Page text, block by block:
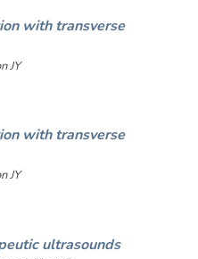
with transverse
JY
with transverse
JY
ultrasounds